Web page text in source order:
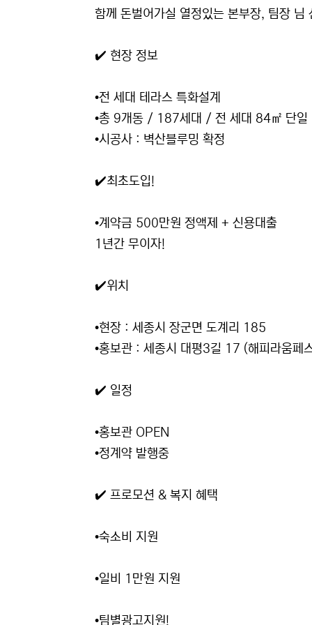
함께 돈벌어가실 열정있는 본부장, 팀장 님
✔️ 현장 정보
•전 세대 테라스 특화설계
•총 9개동 / 187세대 / 전 세대 84㎡ 단일
•시공사 : 벽산블루밍 확정
✔️최초도입!
•계약금 500만원 정액제 + 신용대출
1년간 무이자!
✔️위치
•현장 : 세종시 장군면 도계리 185
•홍보관 : 세종시 대평3길 17 (해피라움페
✔️ 일정
•홍보관 OPEN
•정계약 발행중
✔️ 프로모션 & 복지 혜택
•숙소비 지원
•일비 1만원 지원
•팀별광고지원!